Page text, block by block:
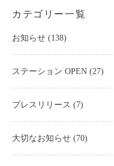
カテゴリー一覧
お知らせ (138)
ステーション OPEN (27)
プレスリリース (7)
大切なお知らせ (70)